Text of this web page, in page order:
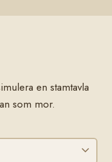
en stamtavla
som mor.